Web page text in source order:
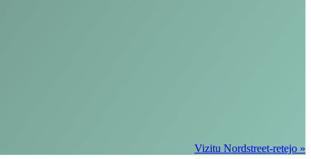
Vizitu Nordstreet-retejo »